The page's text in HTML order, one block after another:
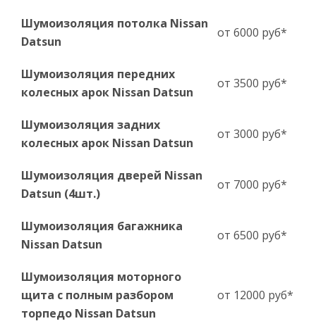
Шумоизоляция потолка Nissan
Datsun
от 6000 руб*
Шумоизоляция передних
колесных арок Nissan Datsun
от 3500 руб*
Шумоизоляция задних
колесных арок Nissan Datsun
от 3000 руб*
Шумоизоляция дверей Nissan
Datsun (4шт.)
от 7000 руб*
Шумоизоляция багажника
Nissan Datsun
от 6500 руб*
Шумоизоляция моторного
щита с полным разбором
торпедо Nissan Datsun
от 12000 руб*